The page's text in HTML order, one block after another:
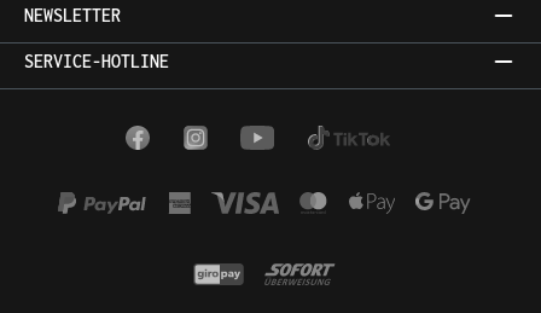
NEWSLETTER
SERVICE-HOTLINE